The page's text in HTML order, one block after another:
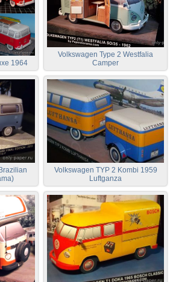
1964
Volkswagen Type 2 Westfalia
Camper
Volkswagen TYP 2 Kombi 1959
Luftganza